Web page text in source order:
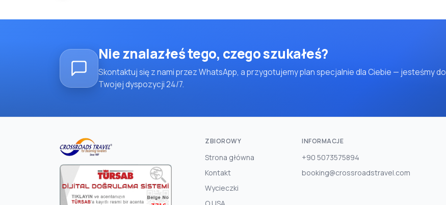
Nie znalazłeś tego, czego szukałeś?
Skontaktuj się z nami przez WhatsApp, a przygotujemy plan specjalnie dla Ciebie — jesteśmy do
Twojej dyspozycji 24/7.
ZBIOROWY
Strona główna
Kontakt
Wycieczki
INFORMACJE
+90 5073575894
booking@crossroadstravel.com